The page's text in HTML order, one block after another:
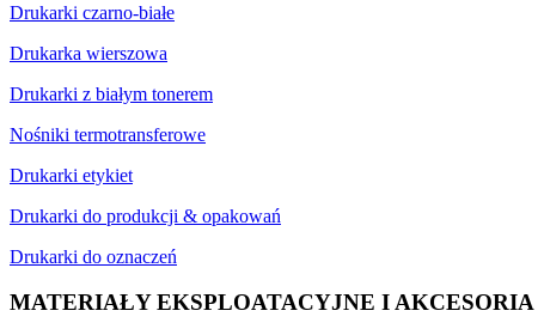
Drukarki czarno-białe
Drukarka wierszowa
Drukarki z białym tonerem
Nośniki termotransferowe
Drukarki etykiet
Drukarki do produkcji & opakowań
Drukarki do oznaczeń
MATERIAŁY EKSPLOATACYJNE I AKCESORIA